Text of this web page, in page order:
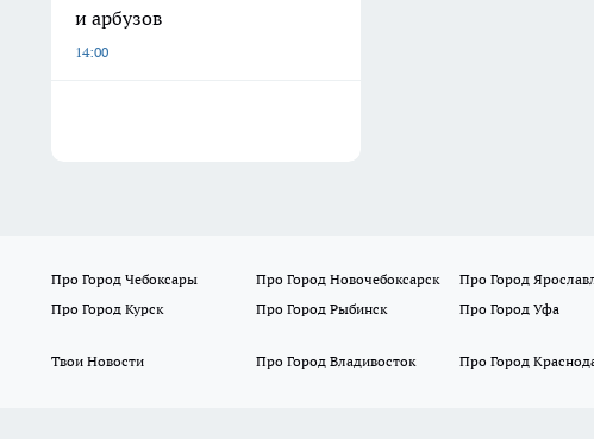
и арбузов
14:00
Про Город Чебоксары Про Город Новочебоксарск Про Город
Про Город Курск
Про Город Рыбинск Про Город Уфа
Твои Новости
Про Город Владивосток Про Город